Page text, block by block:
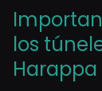
los
Harappa